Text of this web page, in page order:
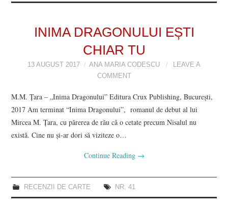
INIMA DRAGONULUI EȘTI
CHIAR TU
13 AUGUST 2017 ANA MARIA CODESCU
LEAVE A
COMMENT
M.M. Ţara – „Inima Dragonului” Editura Crux Publishing, București,
2017 Am terminat “Inima Dragonului”, romanul de debut al lui
Mircea M. Ţara, cu părerea de rău că o cetate precum Nisalul nu
există. Cine nu şi-ar dori să viziteze o…
Continue Reading →
RECENZII DE CARTE NR. 41